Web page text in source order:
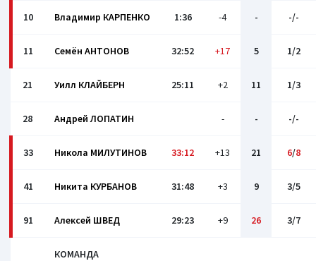
10 Владимир КАРПЕНКО 1:36 -4 - -/-
11 Семён АНТОНОВ 32:52 +17 5 1/2
21 Уилл КЛАЙБЕРН 25:11 +2 11 1/3
28 Андрей ЛОПАТИН - - -/-
33 Никола МИЛУТИНОВ 33:12 +13 21 6/8
41 Никита КУРБАНОВ 31:48 +3 9 3/5
91 Алексей ШВЕД 29:23 +9 26 3/7
КОМАНДА